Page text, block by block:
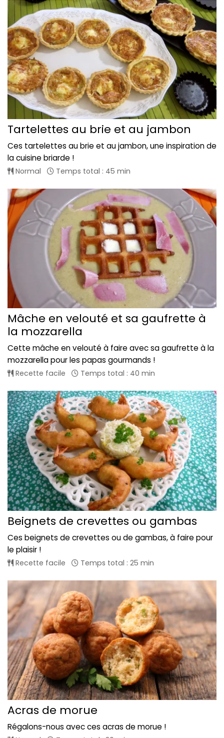
Tartelettes au brie et au jambon
Ces tartelettes au brie et au jambon, une inspiration de
la cuisine briarde !
Normal Temps total : 45 min
Mâche en velouté et sa gaufrette à
la mozzarella
Cette mâche en velouté à faire avec sa gaufrette à la
mozzarella pour les papas gourmands !
Recette facile Temps total : 40 min
Beignets de crevettes ou gambas
Ces beignets de crevettes ou de gambas, à faire pour
le plaisir !
Recette facile Temps total : 25 min
Acras de morue
Régalons-nous avec ces acras de morue !